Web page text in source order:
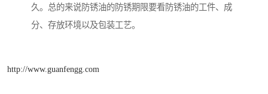
久。总的来说防锈油的防锈期限要看防锈油的工件、成
分、存放环境以及包装工艺。
http://www.guanfengg.com